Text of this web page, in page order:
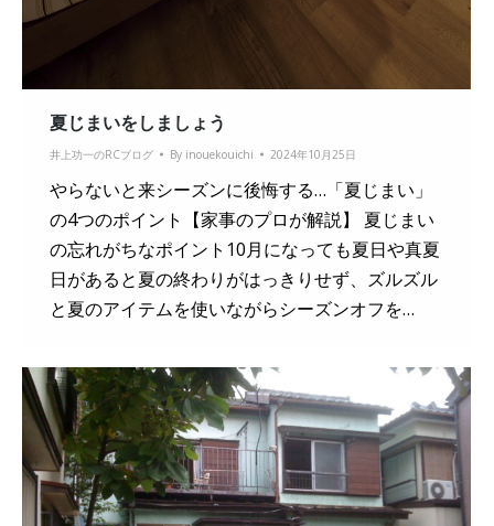
夏じまいをしましょう
井上功一のRCブログ By inouekouichi 2024年10月25日
やらないと来シーズンに後悔する…「夏じまい」
の4つのポイント【家事のプロが解説】 夏じまい
の忘れがちなポイント10月になっても夏日や真夏
日があると夏の終わりがはっきりせず、ズルズル
と夏のアイテムを使いながらシーズンオフを…